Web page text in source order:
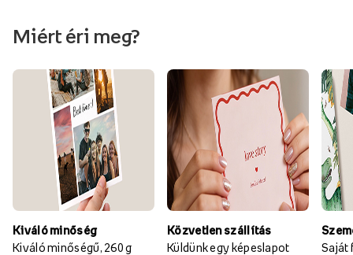
Miért éri meg?
Kiváló minőség
Kiváló minőségű, 260 g
Közvetlen szállítás
Küldünk egy képeslapot
Saját